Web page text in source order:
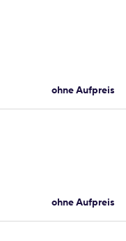
ohne Aufpreis
ohne Aufpreis